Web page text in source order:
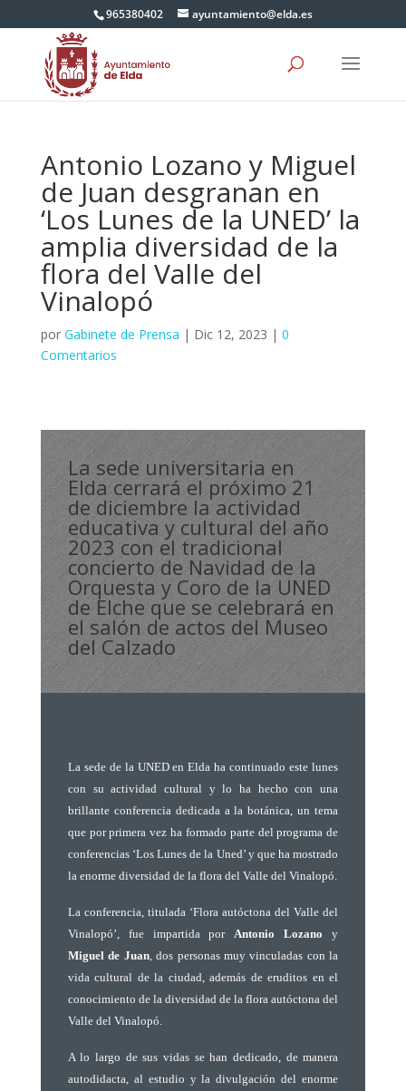
965380402 ayuntamiento@elda.es
Antonio Lozano y Miguel
de Juan desgranan en
‘Los Lunes de la UNED’ la
amplia diversidad de la
flora del Valle del
Vinalopó
por Gabinete de Prensa | Dic 12, 2023 | 0
Comentarios
La sede universitaria en
Elda cerrará el próximo 21
de diciembre la actividad
educativa y cultural del año
2023 con el tradicional
concierto de Navidad de la
Orquesta y Coro de la UNED
de Elche que se celebrará en
el salón de actos del Museo
del Calzado
La sede de la UNED en Elda ha continuado este lunes
con su actividad cultural y lo ha hecho con una
brillante conferencia dedicada a la botánica, un tema
que por primera vez ha formado parte del programa de
conferencias ‘Los Lunes de la Uned’ y que ha mostrado
la enorme diversidad de la flora del Valle del Vinalopó.
La conferencia, titulada ‘Flora autóctona del Valle del
Vinalopó’, fue impartida porAntonio Lozano y
Miguel de Juan, dos personas muy vinculadas con la
vida cultural de la ciudad, además de eruditos en el
conocimiento de la diversidad de la flora autóctona del
Valle del Vinalopó.
A lo largo de sus vidas se han dedicado, de manera
autodidacta, al estudio y la divulgación del enorme